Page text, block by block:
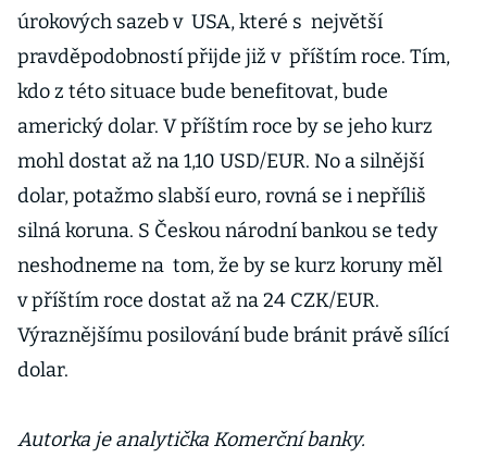
úrokových sazeb v USA, které s největší
pravděpodobností přijde již v příštím roce. Tím,
kdo z této situace bude benefitovat, bude
americký dolar. V příštím roce by se jeho kurz
mohl dostat až na 1,10 USD/EUR. No a silnější
dolar, potažmo slabší euro, rovná se i nepříliš
silná koruna. S Českou národní bankou se tedy
neshodneme na tom, že by se kurz koruny měl
v příštím roce dostat až na 24 CZK/EUR.
Výraznějšímu posilování bude bránit právě sílící
dolar.
Autorka je analytička Komerční banky.